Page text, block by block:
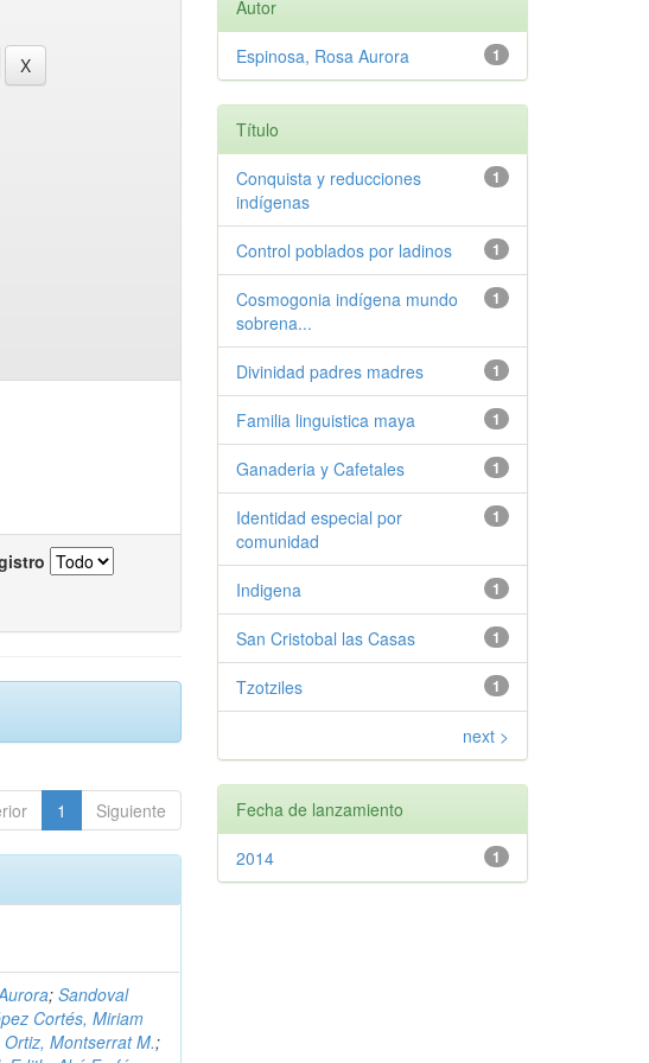
1 Siguiente
;Sandoval
Cortés, Miriam
Montserrat M.;
Autor
1
Espinosa, Rosa Aurora
Título
1
Conquista y reducciones
indígenas
1
Control poblados por ladinos
1
Cosmogonia indígena mundo
sobrena...
1
Divinidad padres madres
1
Familia linguistica maya
1
Ganaderia y Cafetales
1
Identidad especial por
comunidad
1
Indigena
1
San Cristobal las Casas
1
Tzotziles
next >
Fecha de lanzamiento
1
2014